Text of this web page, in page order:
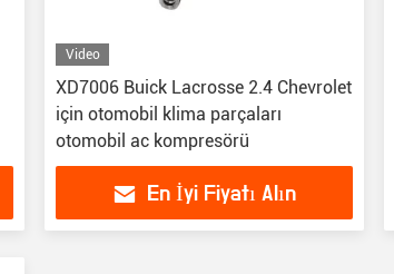
Video
XD7006 Buick Lacrosse 2.4 Chevrolet
için otomobil klima parçaları
otomobil ac kompresörü
En İyi Fiyatı Alın